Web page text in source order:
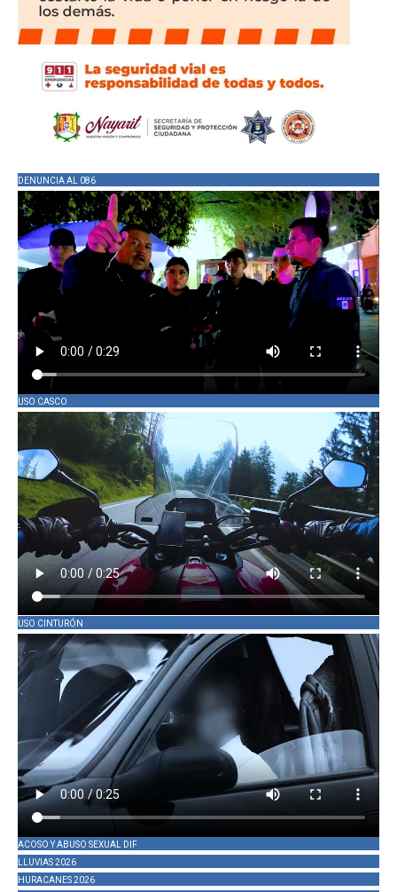
DENUNCIA AL 086
USO CASCO
USO CINTURÓN
ACOSO Y ABUSO SEXUAL DIF
LLUVIAS 2026
HURACANES 2026